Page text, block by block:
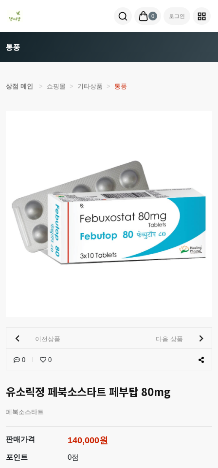
0 로그인
통풍
상점 메인 쇼핑몰 기타상품 통풍
이전상품 다음 상품
0 0
유소릭정 페북소스타트 페부탑 80mg
페북소스타트
판매가격 140,000원
포인트
0점